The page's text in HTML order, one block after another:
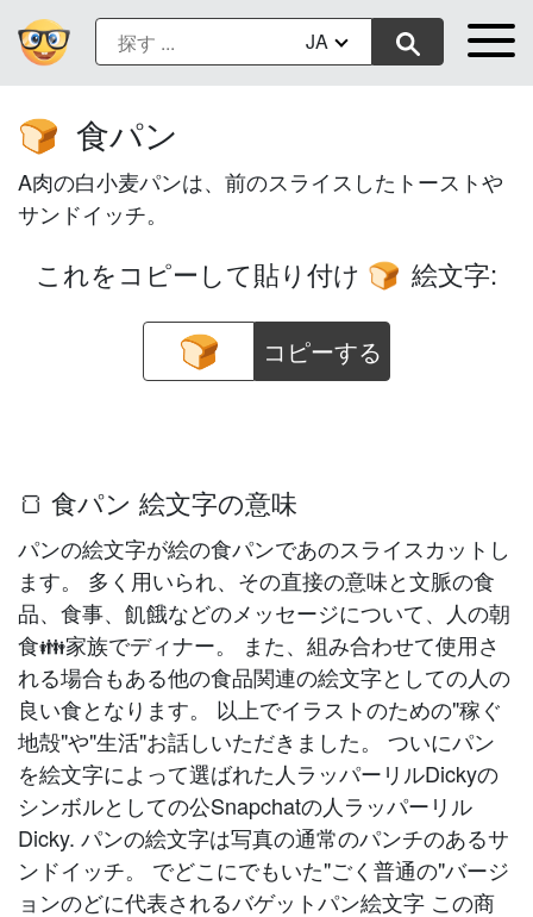
JA
🍞 食パン
A肉の白小麦パンは、前のスライスしたトーストや
サンドイッチ。
これをコピーして貼り付け 🍞 絵文字:
コピーする
🍞 食パン 絵文字の意味
パンの絵文字が絵の食パンであのスライスカットし
ます。 多く用いられ、その直接の意味と文脈の食
品、食事、飢餓などのメッセージについて、人の朝
食👪家族でディナー。 また、組み合わせて使用さ
れる場合もある他の食品関連の絵文字としての人の
良い食となります。 以上でイラストのための"稼ぐ
地殻"や"生活"お話しいただきました。 ついにパン
を絵文字によって選ばれた人ラッパーリルDickyの
シンボルとしての公Snapchatの人ラッパーリル
Dicky. パンの絵文字は写真の通常のパンチのあるサ
ンドイッチ。 でどこにでもいた"ごく普通の"バージ
ョンのどに代表されるバゲットパン絵文字 この商